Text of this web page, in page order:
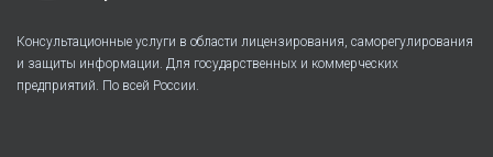
Консультационные услуги в области лицензирования, саморегулирования
и защиты информации. Для государственных и коммерческих
предприятий. По всей России.